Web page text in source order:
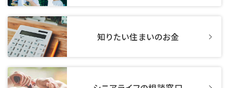
知りたい住まいのお金